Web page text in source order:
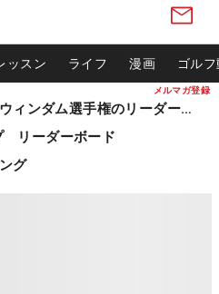
メルマガ登録
ッスン ライフ 漫画 ゴル
松山英樹ら出場 ウィンダム選手権のリーダーボード
リーダーボード
グ